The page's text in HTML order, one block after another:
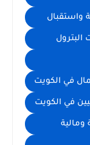
واستقبال
في الكويت
في الكويت